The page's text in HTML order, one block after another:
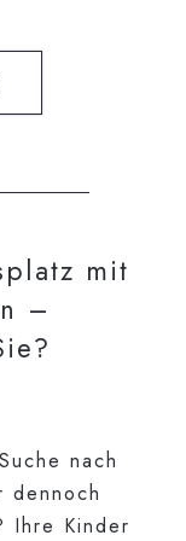
mit
–
nach
dennoch
Ihre Kinder